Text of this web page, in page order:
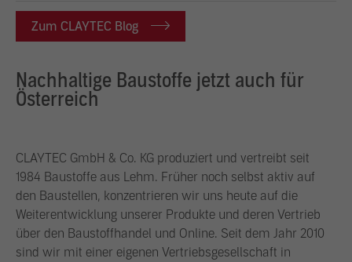
Zum CLAYTEC Blog
Nachhaltige Baustoffe jetzt auch für
Österreich
CLAYTEC GmbH & Co. KG produziert und vertreibt seit
1984 Baustoffe aus Lehm. Früher noch selbst aktiv auf
den Baustellen, konzentrieren wir uns heute auf die
Weiterentwicklung unserer Produkte und deren Vertrieb
über den Baustoffhandel und Online. Seit dem Jahr 2010
sind wir mit einer eigenen Vertriebsgesellschaft in